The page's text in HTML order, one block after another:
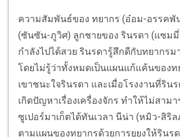
ความสัมพันธ์ของ ทยากร (อ๋อม-อรรคพั
(ซันซัน-ภูวิศ) ลูกชายของ รินรดา (แซมมี่
กำลังไปได้สวย รินรดารู้สึกดีกับทยากรม
โดยไม่รู้ว่าทั้งหมดเป็นแผนแก้แค้นของท
เขาชนะใจรินรดา และเมื่อโรงงานที่ริน
เกิดปัญหาเรื่องเครื่องจักร ทำให้ไม่สาม
ซูเปอร์มาเก็ตได้ทันเวลา นีน่า (หมิว-สิริล
ตามแผนของทยากรด้วยการยุยงให้รินร